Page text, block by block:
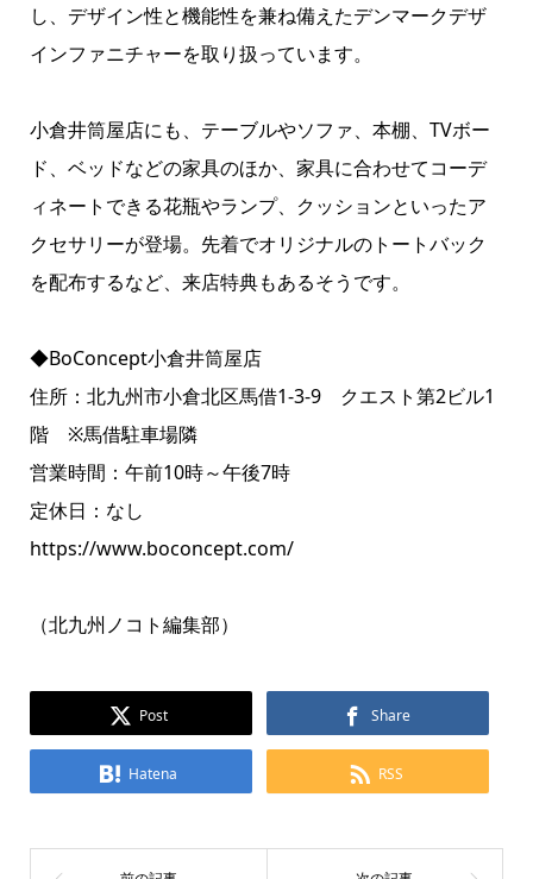
し、デザイン性と機能性を兼ね備えたデンマークデザ
インファニチャーを取り扱っています。
小倉井筒屋店にも、テーブルやソファ、本棚、TVボー
ド、ベッドなどの家具のほか、家具に合わせてコーデ
ィネートできる花瓶やランプ、クッションといったア
クセサリーが登場。先着でオリジナルのトートバック
を配布するなど、来店特典もあるそうです。
◆BoConcept小倉井筒屋店
住所：北九州市小倉北区馬借1-3-9 クエスト第2ビル1
階 ※馬借駐車場隣
営業時間：午前10時～午後7時
定休日：なし
https://www.boconcept.com/
（北九州ノコト編集部）
Post Share
Hatena RSS